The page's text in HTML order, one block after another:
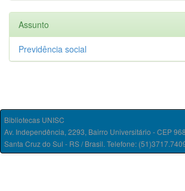
Assunto
Previdência social
Bibliotecas UNISC
Av. Independência, 2293, Bairro Universitário - CEP
Santa Cruz do Sul - RS / Brasil. Telefone: